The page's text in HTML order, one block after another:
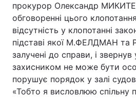
прокурор Олександр
обговоренні цього
відсутність у клопотанні
підставі якої М.ФЕЛДМАН
залучені до справи, і
захисником не може бути
порушує порядок у залі
«Тобто я висловлюю спільну